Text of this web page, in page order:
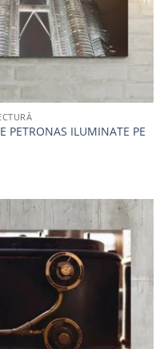
PETRONAS ILUMINATE PE
Adaugă
la
favorite